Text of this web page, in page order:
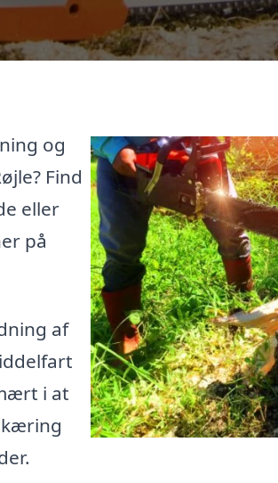
og
Find
eller
på
af
i at